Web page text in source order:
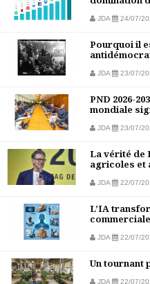
JDA 24/07/
Pourquoi il
JDA 23/07/
PND 2026-
mondiale
JDA 23/07/
La vérité de
agricoles et
JDA 22/07/
L’IA
commerciale
JDA 22/07/
Un tournant
JDA 22/07/